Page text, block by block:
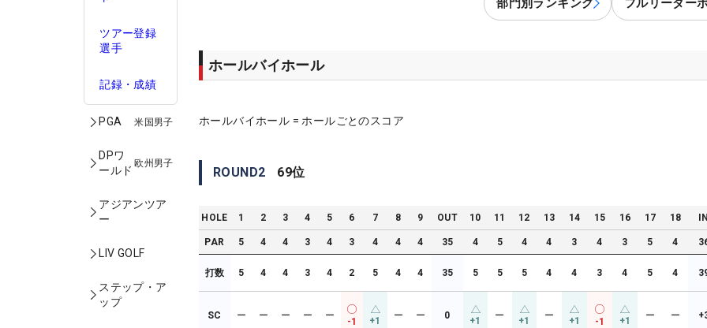
ツアー登録
選手
記録・成績
PGA 米国男子
DPワ
ールド
欧州男子
アジアンツア
ー
LIV GOLF
ステップ・ア
ップ
ホールバイホール
ホールバイホール = ホールごとのスコア
ROUND2 69位
HOLE 1 2 3 4 5 6 7 8 9 OUT 10 11 12 13 14 15 16 17 18
PAR 5 4 4 3 4 3 4 4 4 35 4 5 4 4 3 4 3 5 4
打数 5 4 4 3 4 2 5 4 4 35 5 5 5 4 4 3 4 5 4
SC ー ー ー ー ー
-1 +1 ー ー 0 +1 ー +1 ー +1 -1 +1 ー ー